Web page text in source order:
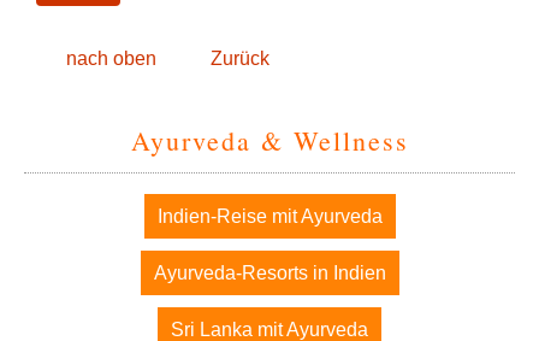
nach oben Zurück
Ayurveda & Wellness
Navigation
überspringen
Indien-Reise mit Ayurveda
Ayurveda-Resorts in Indien
Sri Lanka mit Ayurveda